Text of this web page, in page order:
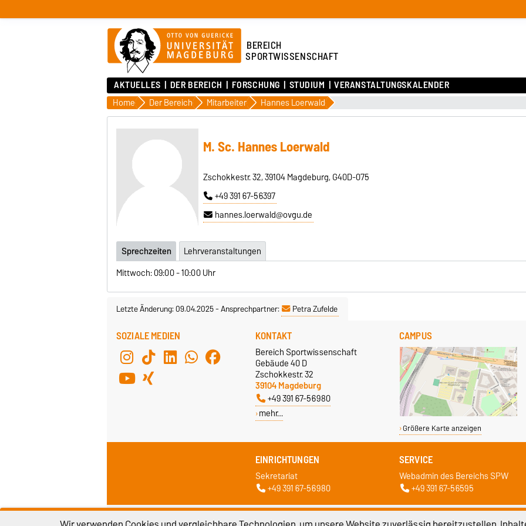
BEREICH
SPORTWISSENSCHAFT
AKTUELLES DER BEREICH FORSCHUNG STUDIUM VERANSTALTUNGSKALENDER
Home Der Bereich Mitarbeiter Hannes Loerwald
M. Sc. Hannes Loerwald
Zschokkestr. 32, 39104 Magdeburg, G40D-075
+49 391 67-56397
hannes.loerwald@ovgu.de
Sprechzeiten
Lehrveranstaltungen
Mittwoch: 09:00 - 10:00 Uhr
Letzte Änderung: 09.04.2025-Ansprechpartner: Petra Zufelde
SOZIALE MEDIEN KONTAKT
Bereich Sportwissenschaft
Gebäude 40 D
Zschokkestr. 32
39104 Magdeburg
+49 391 67-56980
mehr…
CAMPUS
Größere Karte anzeigen
EINRICHTUNGEN
Sekretariat
+49 391 67-56980
SERVICE
Webadmin des Bereichs SPW
+49 391 67-56595